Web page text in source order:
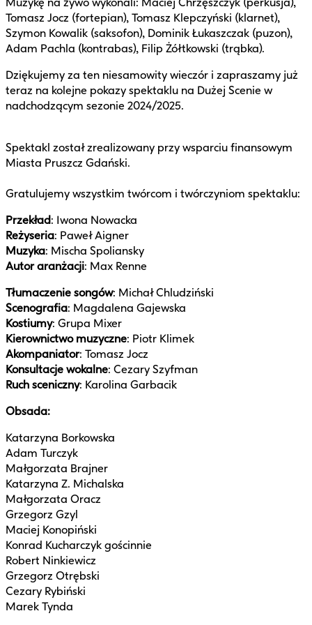
Tomasz Jocz (fortepian), Tomasz Klepczyński (klarnet),
Szymon Kowalik (saksofon), Dominik Łukaszczak (puzon),
Adam Pachla (kontrabas), Filip Żółtkowski (trąbka).
Dziękujemy za ten niesamowity wieczór i zapraszamy już
teraz na kolejne pokazy spektaklu na Dużej Scenie w
nadchodzącym sezonie 2024/2025.
Spektakl został zrealizowany przy wsparciu finansowym
Miasta Pruszcz Gdański.
Gratulujemy wszystkim twórcom i twórczyniom spektaklu:
Przekład: Iwona Nowacka
Reżyseria: Paweł Aigner
Muzyka: Mischa Spoliansky
Autor aranżacji: Max Renne
Tłumaczenie songów: Michał Chludziński
Scenografia: Magdalena Gajewska
Kostiumy: Grupa Mixer
Kierownictwo muzyczne: Piotr Klimek
Akompaniator: Tomasz Jocz
Konsultacje wokalne: Cezary Szyfman
Ruch sceniczny: Karolina Garbacik
Obsada:
Katarzyna Borkowska
Adam Turczyk
Małgorzata Brajner
Katarzyna Z. Michalska
Małgorzata Oracz
Grzegorz Gzyl
Maciej Konopiński
Konrad Kucharczyk gościnnie
Robert Ninkiewicz
Grzegorz Otrębski
Cezary Rybiński
Marek Tynda